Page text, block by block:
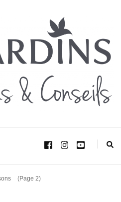
&
pour volonté de partager et de transmettre
d’intérieur et d’extérieur.
(Page 2)